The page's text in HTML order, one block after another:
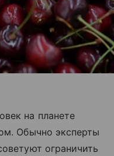
на планете
Обычно эксперты
ограничить